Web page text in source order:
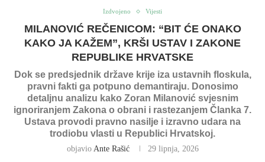
Izdvojeno Vijesti
MILANOVIĆ REČENICOM: “BIT ĆE ONAKO
KAKO JA KAŽEM”, KRŠI USTAV I ZAKONE
REPUBLIKE HRVATSKE
Dok se predsjednik države krije iza ustavnih floskula,
pravni fakti ga potpuno demantiraju. Donosimo
detaljnu analizu kako Zoran Milanović svjesnim
ignoriranjem Zakona o obrani i rastezanjem Članka 7.
Ustava provodi pravno nasilje i izravno udara na
trodiobu vlasti u Republici Hrvatskoj.
objavio Ante Rašić 29 lipnja, 2026